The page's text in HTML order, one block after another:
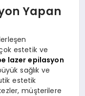
Yapan
estetik ve
lazer epilasyon
sağlık ve
estetik
müşterilere